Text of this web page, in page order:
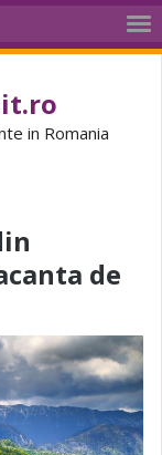
in Romania
de